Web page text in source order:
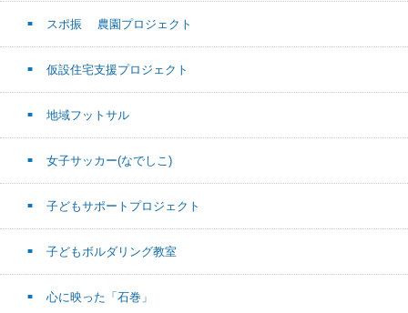
スポ振 農園プロジェクト
仮設住宅支援プロジェクト
地域フットサル
女子サッカー(なでしこ)
子どもサポートプロジェクト
子どもボルダリング教室
心に映った「石巻」